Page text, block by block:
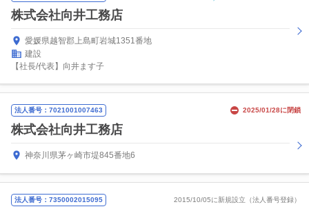
株式会社向井工務店
愛媛県越智郡上島町岩城1351番地
建設
【社長/代表】向井ます子
法人番号：7021001007463 2025/01/28に閉鎖
株式会社向井工務店
神奈川県茅ヶ崎市堤845番地6
法人番号：7350002015095 2015/10/05に新規設立（法人番号登録）